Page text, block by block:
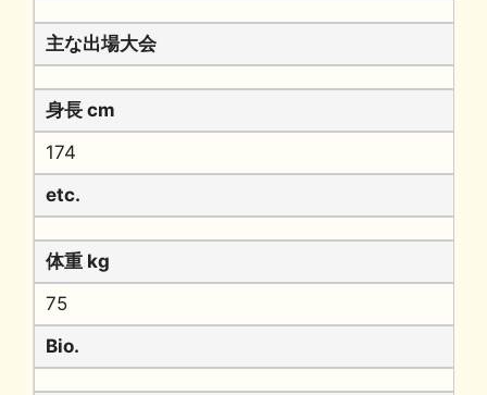
主な出場大会
身長 cm
174
etc.
体重 kg
75
Bio.